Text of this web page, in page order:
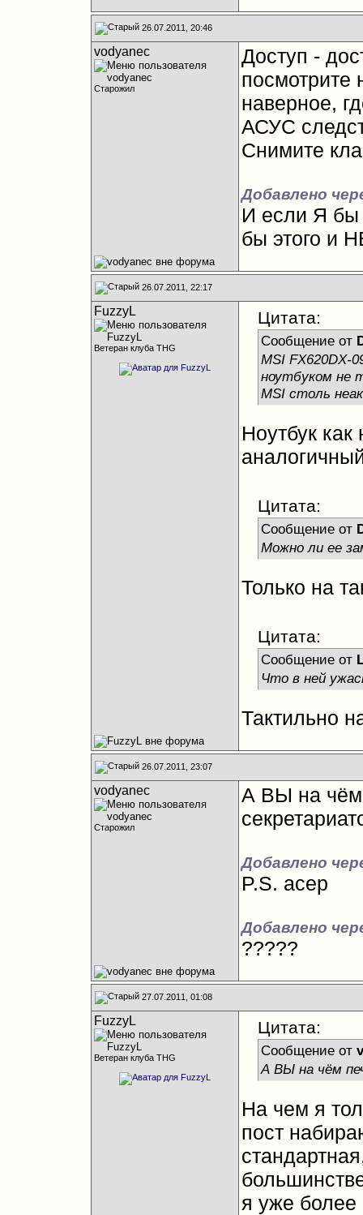
26.07.2011, 20:46
vodyanec
Старожил
Доступ -
посмотрите
наверное,
АСУС
Снимите
Добавлено
И если Я бы
бы этого и
26.07.2011, 22:17
FuzzyL
Ветеран клуба THG
Цитата:
Сообщение от
MSI FX620DX-
ноутбуком не
MSI столь
Ноутбук как
Цитата:
Сообщение от
Можно ли ее
Только на
Цитата:
Сообщение от
Что в ней
Тактильно
26.07.2011, 23:07
vodyanec
Старожил
А ВЫ на чём
Добавлено
P.S. асер
Добавлено
?????
27.07.2011, 01:08
FuzzyL
Ветеран клуба THG
Цитата:
Сообщение от
А ВЫ на чём
На чем я
пост
я уже более